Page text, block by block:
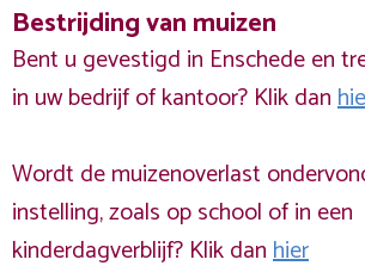
Bestrijding van muizen
Bent u gevestigd in Enschede en
in uw bedrijf of kantoor? Klik dan
Wordt de muizenoverlast
instelling, zoals op school of in een
kinderdagverblijf? Klik danhier